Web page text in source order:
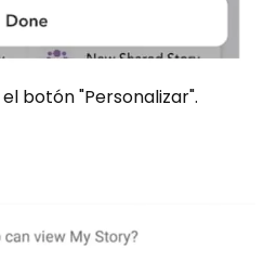
botón "Personalizar".